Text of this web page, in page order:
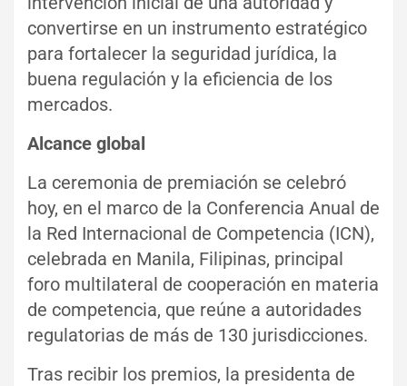
convertirse en un instrumento estratégico
para fortalecer la seguridad jurídica, la
buena regulación y la eficiencia de los
mercados.
Alcance global
La ceremonia de premiación se celebró
hoy, en el marco de la Conferencia Anual de
la Red Internacional de Competencia (ICN),
celebrada en Manila, Filipinas, principal
foro multilateral de cooperación en materia
de competencia, que reúne a autoridades
regulatorias de más de 130 jurisdicciones.
Tras recibir los premios, la presidenta de